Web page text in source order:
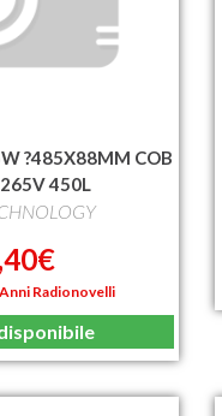
?485X88MM COB
450L
Radionovelli